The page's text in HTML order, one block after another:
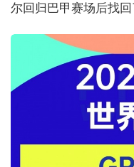
尔回归巴甲赛场后找